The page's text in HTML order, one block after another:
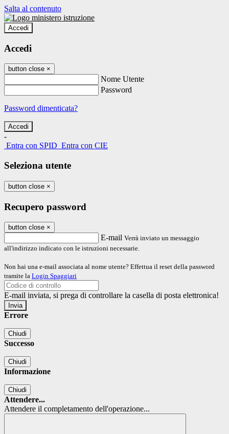
Salta al contenuto
Accedi
Accedi
button close ×
Nome Utente
Password
Password dimenticata?
-
Entra con SPID Entra con CIE
Seleziona utente
button close ×
Recupero password
button close ×
E-mail Verrà inviato un messaggio
all'indirizzo indicato con le istruzioni necessarie.
Non hai una e-mail associata al nome utente? Effettua il reset della password
tramite la Login Spaggiari
E-mail inviata, si prega di controllare la casella di posta elettronica!
Errore
Chiudi
Successo
Chiudi
Informazione
Chiudi
Attendere...
Attendere il completamento dell'operazione...